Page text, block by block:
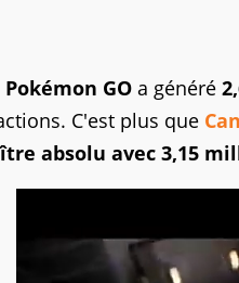
Pokémon GO a généré
C'est plus que
absolu avec 3,15